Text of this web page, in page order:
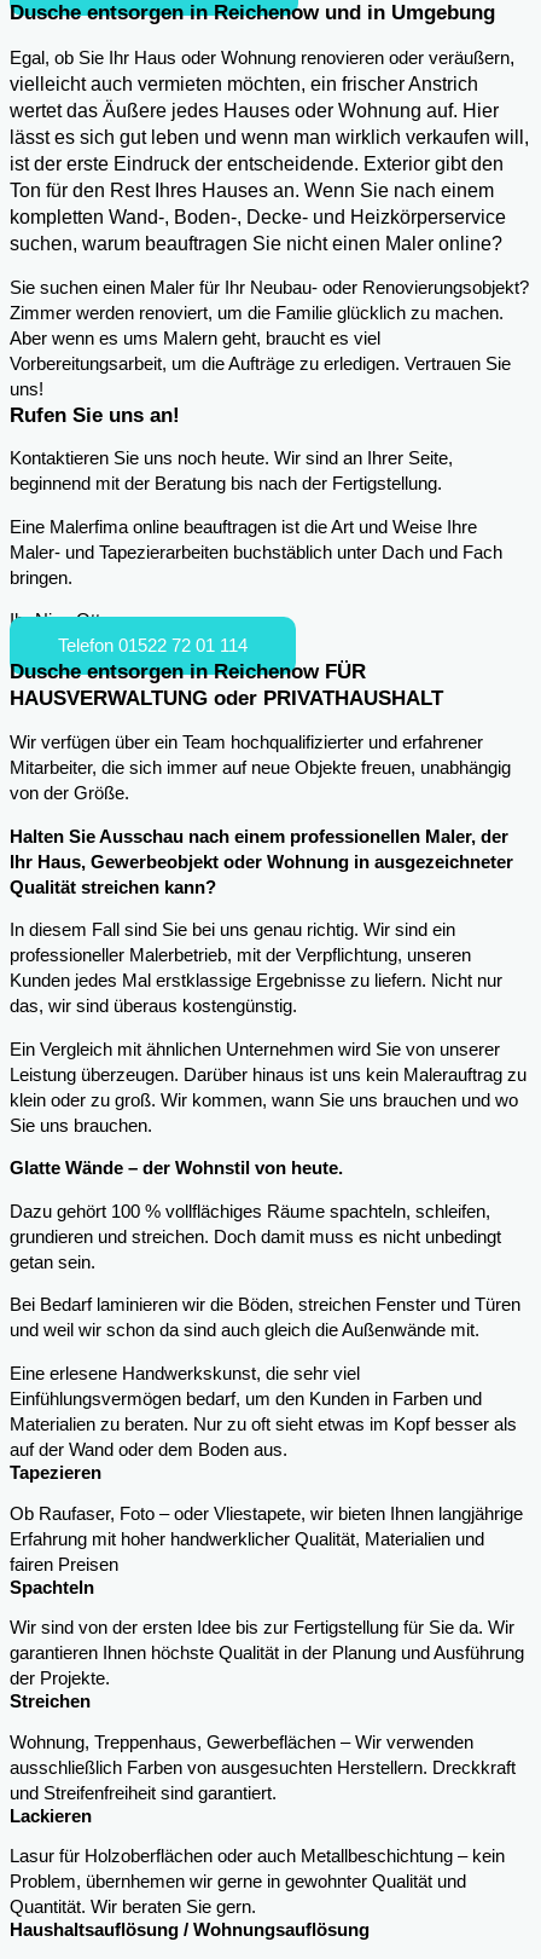
Dusche entsorgen in Reichenow und in Umgebung
Egal, ob Sie Ihr Haus oder Wohnung renovieren oder veräußern,
vielleicht auch vermieten möchten, ein frischer Anstrich
wertet das Äußere jedes Hauses oder Wohnung auf. Hier
lässt es sich gut leben und wenn man wirklich verkaufen will,
ist der erste Eindruck der entscheidende. Exterior gibt den
Ton für den Rest Ihres Hauses an. Wenn Sie nach einem
kompletten Wand-, Boden-, Decke- und Heizkörperservice
suchen, warum beauftragen Sie nicht einen Maler online?
Sie suchen einen Maler für Ihr Neubau- oder Renovierungsobjekt?
Zimmer werden renoviert, um die Familie glücklich zu machen.
Aber wenn es ums Malern geht, braucht es viel
Vorbereitungsarbeit, um die Aufträge zu erledigen. Vertrauen Sie
uns!
Rufen Sie uns an!
Kontaktieren Sie uns noch heute. Wir sind an Ihrer Seite,
beginnend mit der Beratung bis nach der Fertigstellung.
Eine Malerfima online beauftragen ist die Art und Weise Ihre
Maler- und Tapezierarbeiten buchstäblich unter Dach und Fach
bringen.
Ihr Nico Otto
Telefon 01522 72 01 114
Dusche entsorgen in Reichenow FÜR
HAUSVERWALTUNG oder PRIVATHAUSHALT
Wir verfügen über ein Team hochqualifizierter und erfahrener
Mitarbeiter, die sich immer auf neue Objekte freuen, unabhängig
von der Größe.
Halten Sie Ausschau nach einem professionellen Maler, der
Ihr Haus, Gewerbeobjekt oder Wohnung in ausgezeichneter
Qualität streichen kann?
In diesem Fall sind Sie bei uns genau richtig. Wir sind ein
professioneller Malerbetrieb, mit der Verpflichtung, unseren
Kunden jedes Mal erstklassige Ergebnisse zu liefern. Nicht nur
das, wir sind überaus kostengünstig.
Ein Vergleich mit ähnlichen Unternehmen wird Sie von unserer
Leistung überzeugen. Darüber hinaus ist uns kein Malerauftrag zu
klein oder zu groß. Wir kommen, wann Sie uns brauchen und wo
Sie uns brauchen.
Glatte Wände – der Wohnstil von heute.
Dazu gehört 100 % vollflächiges Räume spachteln, schleifen,
grundieren und streichen. Doch damit muss es nicht unbedingt
getan sein.
Bei Bedarf laminieren wir die Böden, streichen Fenster und Türen
und weil wir schon da sind auch gleich die Außenwände mit.
Eine erlesene Handwerkskunst, die sehr viel
Einfühlungsvermögen bedarf, um den Kunden in Farben und
Materialien zu beraten. Nur zu oft sieht etwas im Kopf besser als
auf der Wand oder dem Boden aus.
Tapezieren
Ob Raufaser, Foto – oder Vliestapete, wir bieten Ihnen langjährige
Erfahrung mit hoher handwerklicher Qualität, Materialien und
fairen Preisen
Spachteln
Wir sind von der ersten Idee bis zur Fertigstellung für Sie da. Wir
garantieren Ihnen höchste Qualität in der Planung und Ausführung
der Projekte.
Streichen
Wohnung, Treppenhaus, Gewerbeflächen – Wir verwenden
ausschließlich Farben von ausgesuchten Herstellern. Dreckkraft
und Streifenfreiheit sind garantiert.
Lackieren
Lasur für Holzoberflächen oder auch Metallbeschichtung – kein
Problem, übernhemen wir gerne in gewohnter Qualität und
Quantität. Wir beraten Sie gern.
Haushaltsauflösung / Wohnungsauflösung